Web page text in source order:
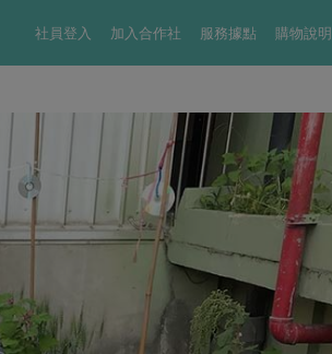
社員登入 加入合作社 服務據點 購物說明